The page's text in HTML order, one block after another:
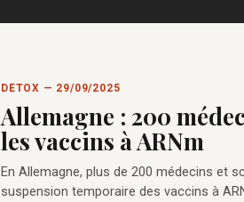
DETOX — 29/09/2025
Allemagne : 200
les vaccins à ARNm
En Allemagne, plus de 200 médecins et
suspension temporaire des vaccins à